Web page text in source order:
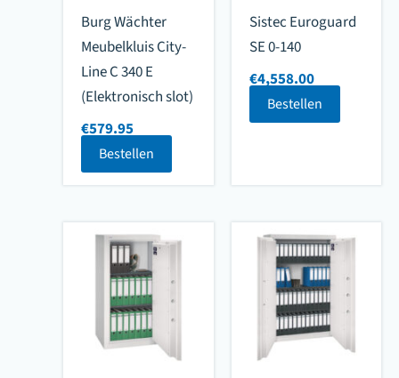
Burg Wächter
Meubelkluis City-
Line C 340 E
(Elektronisch slot)
€579.95
Bestellen
Sistec Euroguard
SE 0-140
€4,558.00
Bestellen